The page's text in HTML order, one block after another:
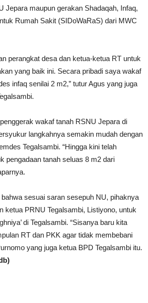
Jepara maupun gerakan Shadaqah, Infaq,
Rumah Sakit (SIDoWaRaS) dari MWC
perangkat desa dan ketua-ketua RT untuk
yang baik ini. Secara pribadi saya wakaf
infaq senilai 2 m2,” tutur Agus yang juga
wakaf tanah RSNU Jepara di
langkahnya semakin mudah dengan
Tegalsambi. “Hingga kini telah
pengadaan tanah seluas 8 m2 dari
sesuai saran sesepuh NU, pihaknya
ketua PRNU Tegalsambi, Listiyono, untuk
di Tegalsambi. “Sisanya baru kita
RT dan PKK agar tidak membebani
yang juga ketua BPD Tegalsambi itu.